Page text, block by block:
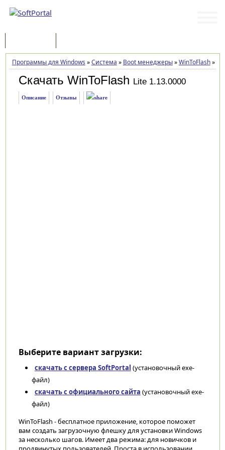
Программы для Windows »Система » Boot менеджеры»WinToFlash»
Скачать WinToFlash Lite 1.13.0000
Описание Отзывы
Выберите вариант загрузки:
скачать с сервера SoftPortal (установочный exe-
файл)
скачать с официального сайта (установочный exe-
файл)
WinToFlash - бесплатное приложение, которое поможет
вам создать загрузочную флешку для установки Windows
за несколько шагов. Имеет два режима: для новичков и